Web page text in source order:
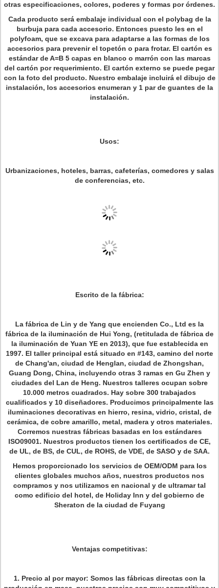
otras especificaciones, colores, poderes y formas por órdenes.
Cada producto será embalaje individual con el polybag de la
burbuja para cada accesorio. Entonces puesto les en el
polyfoam, que se excava para adaptarse a las formas de los
accesorios para prevenir el topetón o para frotar. El cartón es
estándar de A=B 5 capas en blanco o marrón con las marcas
del cartón por requerimiento. El cartón externo se puede pegar
con la foto del producto. Nuestro embalaje incluirá el dibujo de
instalación, los accesorios enumeran y 1 par de guantes de la
instalación.
Usos:
Urbanizaciones, hoteles, barras, cafeterías, comedores y salas
de conferencias, etc.
Escrito de la fábrica:
La fábrica de Lin y de Yang que encienden Co., Ltd es la
fábrica de la iluminación de Hui Yong, (retitulada de fábrica de
la iluminación de Yuan YE en 2013), que fue establecida en
1997. El taller principal está situado en #143, camino del norte
de Chang'an, ciudad de Henglan, ciudad de Zhongshan,
Guang Dong, China, incluyendo otras 3 ramas en Gu Zhen y
ciudades del Lan de Heng. Nuestros talleres ocupan sobre
10.000 metros cuadrados. Hay sobre 300 trabajados
cualificados y 10 diseñadores. Producimos principalmente las
iluminaciones decorativas en hierro, resina, vidrio, cristal, de
cerámica, de cobre amarillo, metal, madera y otros materiales.
Corremos nuestras fábricas basadas en los estándares
ISO09001. Nuestros productos tienen los certificados de CE,
de UL, de BS, de CUL, de ROHS, de VDE, de SASO y de SAA.
Hemos proporcionado los servicios de OEM/ODM para los
clientes globales muchos años, nuestros productos nos
compramos y nos utilizamos en nacional y de ultramar tal
como edificio del hotel, de Holiday Inn y del gobierno de
Sheraton de la ciudad de Fuyang
Ventajas competitivas:
1. Precio al por mayor: Somos las fábricas directas con la